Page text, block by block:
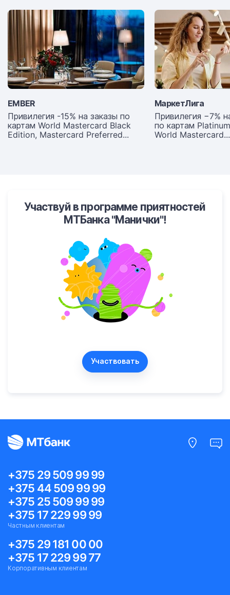
EMBER
Привилегия -15% на заказы по
картам World Mastercard Black
Edition, Mastercard Preferred...
МаркетЛига
Привилегия −7%
по картам
World Mastercard...
Участвуй в программе приятностей
МТБанка "Манички"!
Участвовать
+375 29 509 99 99
+375 44 509 99 99
+375 25 509 99 99
+375 17 229 99 99
Частным клиентам
+375 29 181 00 00
+375 17 229 99 77
Корпоративным клиентам